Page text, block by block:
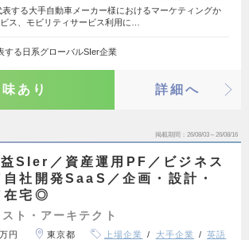
表する大手自動車メーカー様におけるマーケティングか
ス、モビリティサービス利用に…
する日系グローバルSIer企業
あり 詳細へ
掲載期間 26/08/03～26/08/16
SIer／資産運用PF／ビジネス
社開発SaaS／企画・設計・
在宅◎
ト・アーキテクト
円 東京都 上場企業 大手企業
英語